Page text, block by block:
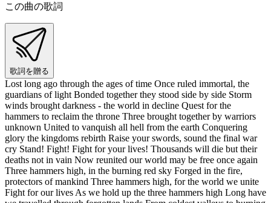
この曲の歌詞
歌詞を贈る
Lost long ago through the ages of time Once ruled immortal, the
guardians of light Bonded together they stood side by side Storm
winds brought darkness - the world in decline Quest for the
hammers to reclaim the throne Three brought together by warriors
unknown United to vanquish all hell from the earth Conquering
glory the kingdoms rebirth Raise your swords, sound the final war
cry Stand! Fight! Fight for your lives! Thousands will die but their
deaths not in vain Now reunited our world may be free once again
Three hammers high, in the burning red sky Forged in the fire,
protectors of mankind Three hammers high, for the world we unite
Fight for our lives As we hold up the three hammers high Long have